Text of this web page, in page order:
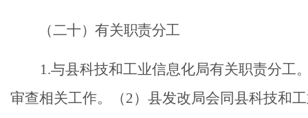
（二十）有关职责分工
1.与县科技和工业信息化局有关职责分工
审查相关工作。（2）县发改局会同县科技和